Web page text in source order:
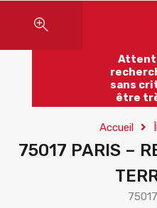
sans
être
Accueil
75017 PARIS –